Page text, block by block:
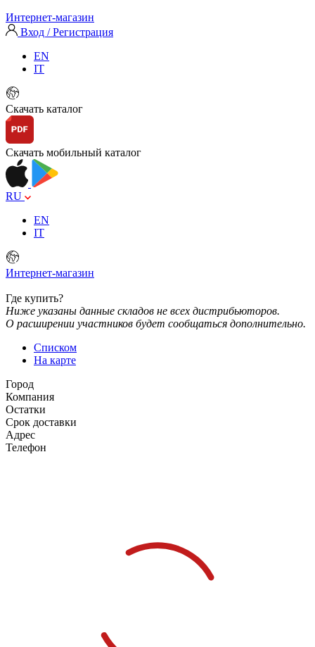
Интернет-магазин
Вход / Регистрация
EN
IT
Скачать каталог
Скачать мобильный каталог
RU
EN
IT
Интернет-магазин
Где купить?
Ниже указаны данные складов не всех дистрибьюторов.
О расширении участников будет сообщаться дополнительно.
Списком
На карте
Город
Компания
Остатки
Срок доставки
Адрес
Телефон